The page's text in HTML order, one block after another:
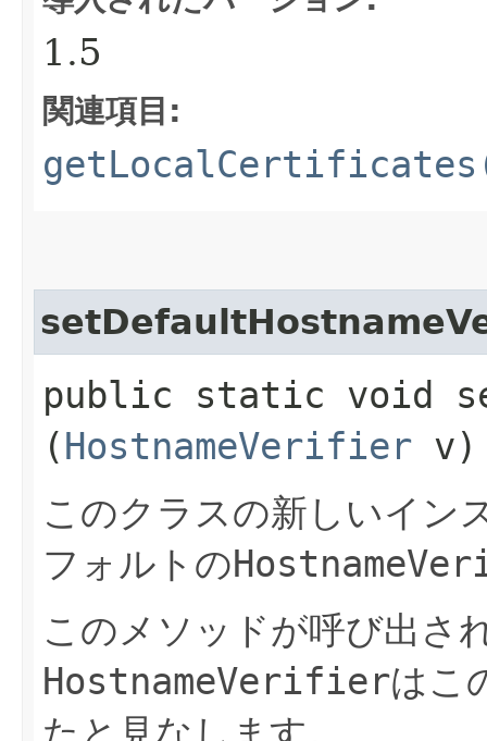
1.5
関連項目:
public static void
(HostnameVerifier v)
このクラスの新しいイン
フォルトの
このメソッドが呼び出さ
HostnameVerifierはこ
たと見なします。